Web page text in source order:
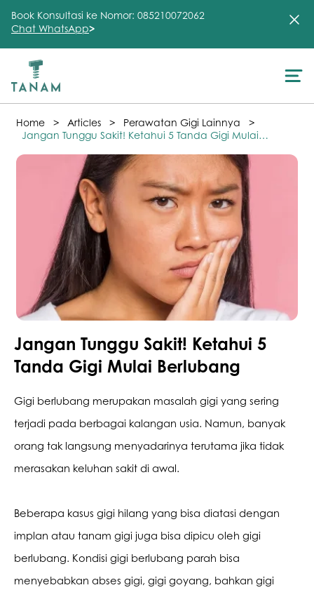
About Us
Treatment
Articles
Promo &
Deals
Book Konsultasi ke Nomor: 085210072062
Chat WhatsApp>
Home > Articles > Perawatan Gigi Lainnya
>
Jangan Tunggu Sakit! Ketahui 5 Tanda Gigi Mulai
Jangan Tunggu Sakit! Ketahui 5
Tanda Gigi Mulai Berlubang
Gigi berlubang merupakan masalah gigi yang sering
terjadi pada berbagai kalangan usia. Namun, banyak
orang tak langsung menyadarinya terutama jika tidak
merasakan keluhan sakit di awal.
Beberapa kasus gigi hilang yang bisa diatasi dengan
implan atau tanam gigi juga bisa dipicu oleh gigi
berlubang. Kondisi gigi berlubang parah bisa
menyebabkan abses gigi, gigi goyang, bahkan gigi